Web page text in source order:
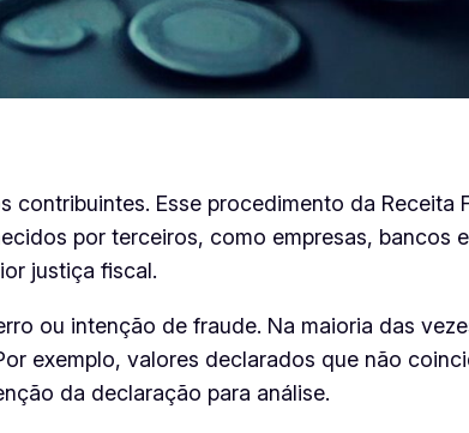
Esse procedimento da Receita
por terceiros, como empresas, bancos
justiça fiscal.
ou intenção de fraude. Na maioria das
exemplo, valores declarados que não
da declaração para análise.